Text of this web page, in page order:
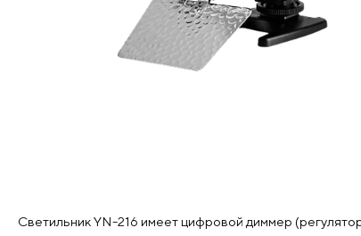
Светильник YN-216 имеет цифровой диммер